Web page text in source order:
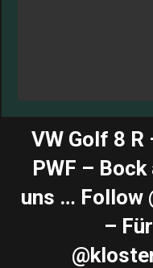
VW Golf 8
PWF –
uns … Follow
–